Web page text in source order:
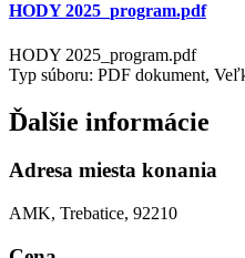
HODY 2025_program.pdf
HODY 2025_program.pdf
Typ súboru: PDF dokument,
Ďalšie informácie
Adresa miesta konania
AMK, Trebatice, 92210